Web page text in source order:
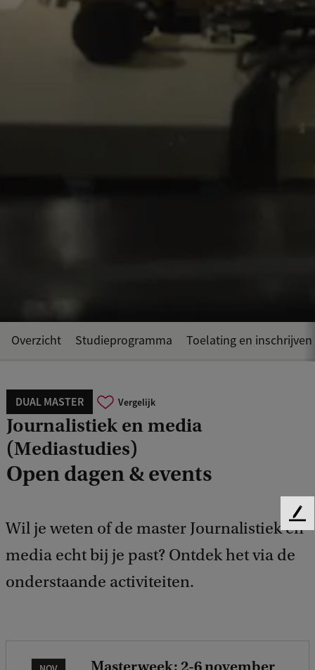
DUAL MASTER Vergelijk
Journalistiek en media
(Mediastudies)
Open dagen & events
Wil je weten of de master Journalistiek en
media echt bij je past? Ontdek het via de
onderstaande activiteiten.
Overzicht Studieprogramma Toelating en inschrijven
F
e